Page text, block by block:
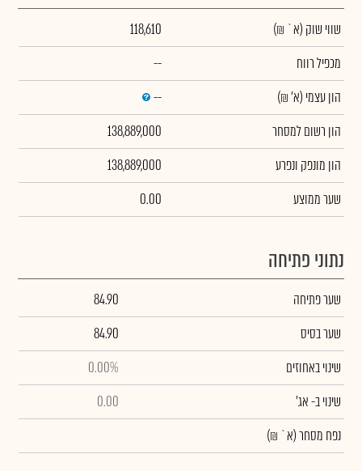
שווי שוק (א` ₪)
118,610
מכפיל רווח
--
הון עצמי (א' ₪)
--
הון רשום למסחר
138,889,000
הון מונפק ונפרע
138,889,000
שער ממוצע
0.00
נתוני פתיחה
שער פתיחה
84.90
שער בסיס
84.90
שינוי באחוזים
0.00%
שינויב- אג'
0.00
נפח מסחר(א` ₪)